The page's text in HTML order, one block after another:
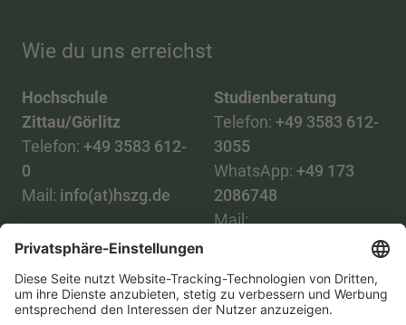
Wie du uns erreichst
Hochschule
Zittau/Görlitz
Telefon: +49 3583 612-
0
Mail: info(at)hszg.de
Studienberatung
Telefon: +49 3583 612-
3055
WhatsApp: +49 173
2086748
Mail:
Alle StudiengängeDatenschutz